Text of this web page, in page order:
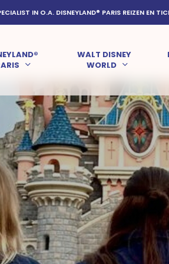
IN O.A. DISNEYLAND® PARIS REIZEN EN
WALT DISNEY
WORLD